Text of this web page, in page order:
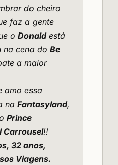
do cheiro
faz a gente
o Donaldestá
na cena do Be
a maior
amo essa
na Fantasyland,
Prince
Carrousel!!
32 anos,
Viagens.